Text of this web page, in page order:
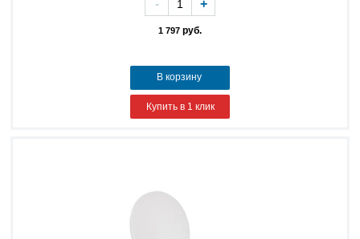
1 797 руб.
- +
В корзину
Купить в 1 клик